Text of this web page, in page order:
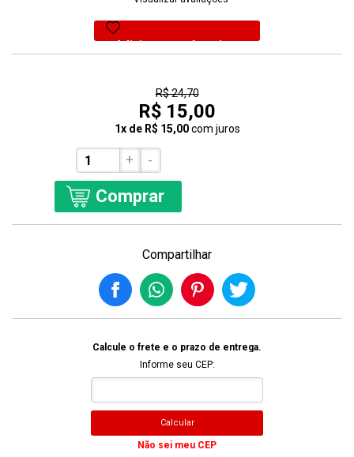
Adicionar aos favoritos
R$ 24,70
R$ 15,00
1x de R$ 15,00 com juros
+ -
Comprar
Compartilhar
Calcule o frete e o prazo de entrega.
Informe seu CEP:
Calcular
Não sei meu CEP